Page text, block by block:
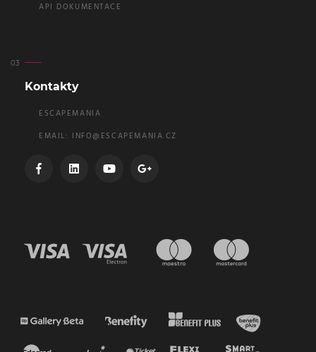
API DOKUMENTACE
Kontakty
ESCAPEMANIA
EMAIL: INFO@ESCAPEMANIA.CZ